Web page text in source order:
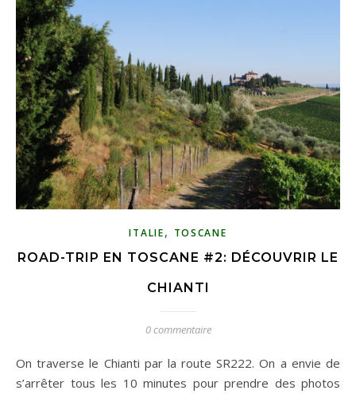
ITALIE, TOSCANE
ROAD-TRIP EN TOSCANE #2: DÉCOUVRIR LE
CHIANTI
0 commentaire
On traverse le Chianti par la route SR222. On a envie de
s’arrêter tous les 10 minutes pour prendre des photos